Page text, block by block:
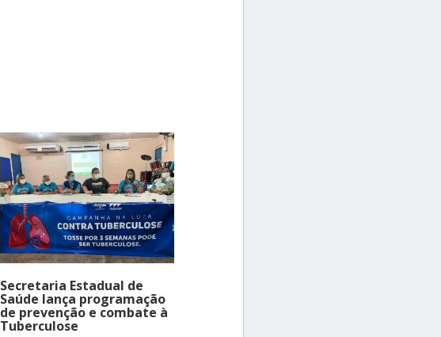
Secretaria Estadual de
Saúde lança programação
de prevenção e combate à
Tuberculose